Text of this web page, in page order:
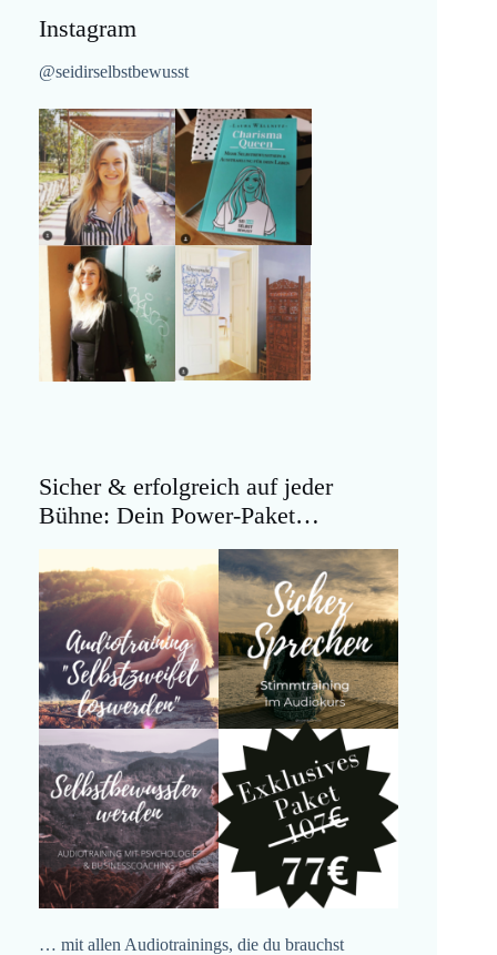
Instagram
@seidirselbstbewusst
Sicher & erfolgreich auf jeder
Bühne: Dein Power-Paket…
… mit allen Audiotrainings, die du brauchst